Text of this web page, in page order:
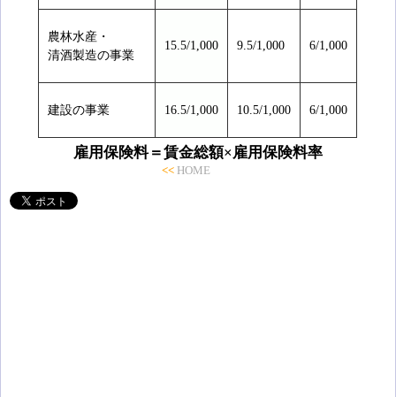
農林水産・
清酒製造の事業
15.5/1,000 9.5/1,000 6/1,000
建設の事業 16.5/1,000 10.5/1,000 6/1,000
雇用保険料＝賃金総額×雇用保険料率
<< HOME